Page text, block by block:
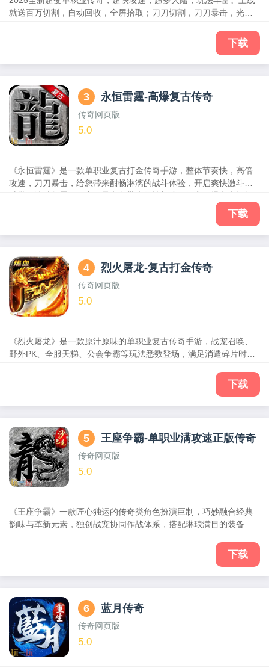
就送百万切割，自动回收，全屏拾取；刀刀切割，刀刀暴击，光柱
道具、所有装备都能白嫖，打怪就能掉充值，全程不花钱也能当大
佬。神器、切割、打金等多种玩法，激情泡点、跨服攻沙、多人竞
技、自由PK，还在等什么？赶快叫上老兄弟们一起上线，怀旧激情
下载
3 永恒雷霆-高爆复古传奇
传奇网页版
5.0
《永恒雷霆》是一款单职业复古打金传奇手游，整体节奏快，高倍
攻速，刀刀暴击，给您带来酣畅淋漓的战斗体验，开启爽快激斗新
升！转生进阶，战力飞升！全民打宝，回收交易！宝石、魂环、生
下载
4 烈火屠龙-复古打金传奇
传奇网页版
5.0
《烈火屠龙》是一款原汁原味的单职业复古传奇手游，战宠召唤、
野外PK、全服天梯、公会争霸等玩法悉数登场，满足消遣碎片时间
下载
5 王座争霸-单职业满攻速正版传奇
传奇网页版
5.0
《王座争霸》一款匠心独运的传奇类角色扮演巨制，巧妙融合经典
韵味与革新元素，独创战宠协同作战体系，搭配琳琅满目的装备锻
略养成玩法，引领玩家步入一个既致敬往昔又引领潮流的奇幻世
界。踏上这场热血沸腾的传奇之旅，铸就你的不朽王座！
下载
6 蓝月传奇
传奇网页版
5.0